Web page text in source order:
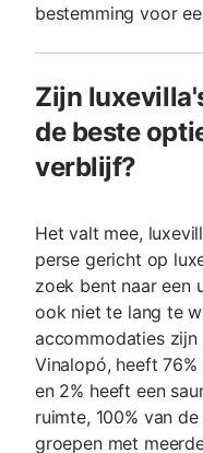
bestemming voor
Zijn
de beste
verblijf?
Het valt mee,
perse gericht op
zoek bent naar een
ook niet te lang te
accommodaties zijn
Vinalopó, heeft
en 2% heeft een
ruimte, 100% van
groepen met